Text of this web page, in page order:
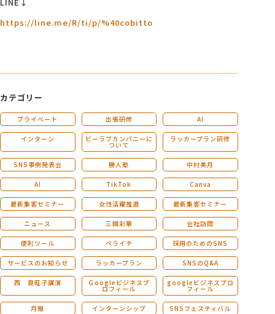
https://line.me/R/ti/p/%40cobitto
カテゴリー
プライベート 出張研修 AI
インターン ビーラブカンパニーに
ついて
ラッカープラン研修
SNS事例発表会 勝人塾 中村美月
AI TikTok Canva
最新集客セミナー 女性活躍推進 最新集客セミナー
ニュース 三國彩華 会社訪問
便利ツール ペライチ 採用のためのSNS
サービスのお知らせ ラッカープラン SNSのQ&A
西 良旺子講演 Ｇoogleビジネスプ
ロフィール
googleビジネスプロ
フィール
月報 インターンシップ SNSフェスティバル